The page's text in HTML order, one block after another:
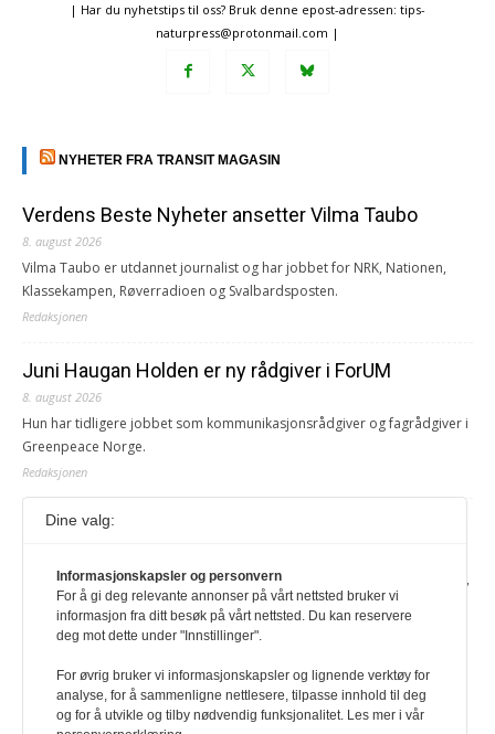
| Har du nyhetstips til oss? Bruk denne epost-adressen: tips-
naturpress@protonmail.com |
NYHETER FRA TRANSIT MAGASIN
Verdens Beste Nyheter ansetter Vilma Taubo
8. august 2026
Vilma Taubo er utdannet journalist og har jobbet for NRK, Nationen,
Klassekampen, Røverradioen og Svalbardsposten.
Redaksjonen
Juni Haugan Holden er ny rådgiver i ForUM
8. august 2026
Hun har tidligere jobbet som kommunikasjonsrådgiver og fagrådgiver i
Greenpeace Norge.
Redaksjonen
Journalist fra Vietnam idømt 7 års fengsel
Kommunistpartiet i Vietnam har total kontroll over alle offisielle medier,
aviser, TV- og radiokanaler. For å lese denne må du ha abonnement
Logg inn her Ny abonnent? Velg Årsabonnement, Månedsabonnement
og bedrifter.
Redaksjonen
Dine valg:
Informasjonskapsler og personvern
For å gi deg relevante annonser på vårt nettsted bruker vi
informasjon fra ditt besøk på vårt nettsted. Du kan reservere
deg mot dette under "Innstillinger".
For øvrig bruker vi informasjonskapsler og lignende verktøy for
analyse, for å sammenligne nettlesere, tilpasse innhold til deg
og for å utvikle og tilby nødvendig funksjonalitet. Les mer i vår